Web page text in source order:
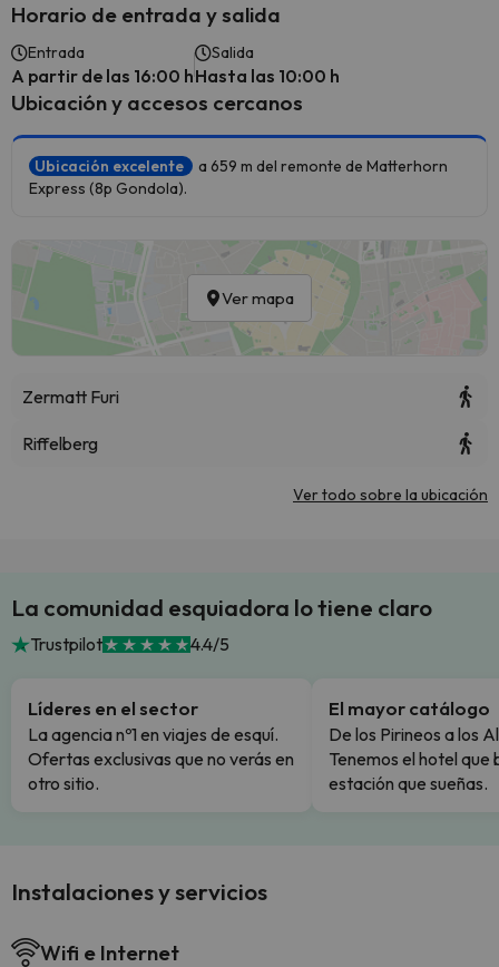
Horario de entrada y salida
Entrada
A partir de las 16:00 h
Salida
Hasta las 10:00 h
Ubicación y accesos cercanos
Ubicación excelente
a 659 m del remonte de Matterhorn
Express (8p Gondola).
Ver mapa
Zermatt Furi
Riffelberg
Ver todo sobre la ubicación
La comunidad esquiadora lo tiene claro
Trustpilot 4.4/5
Líderes en el sector
La agencia nº1 en viajes de esquí.
Ofertas exclusivas que no verás en
otro sitio.
El mayor catálogo
De los Pirineos a los
Tenemos el hotel que
estación que sueñas.
Instalaciones y servicios
Wifi e Internet